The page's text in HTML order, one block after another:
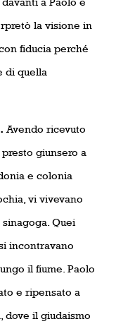
la visione in
fiducia perché
di quella
Avendo ricevuto
giunsero a
e colonia
vi vivevano
Quei
incontravano
il fiume. Paolo
e ripensato a
dove il giudaismo